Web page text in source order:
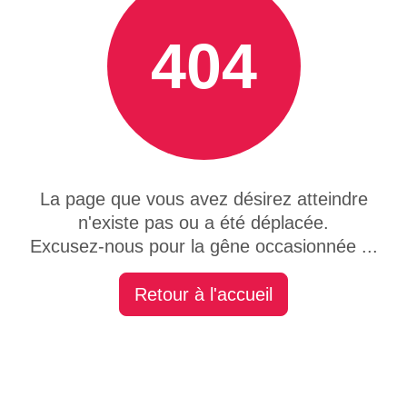
404
La page que vous avez désirez atteindre
n'existe pas ou a été déplacée.
Excusez-nous pour la gêne occasionnée ...
Retour à l'accueil